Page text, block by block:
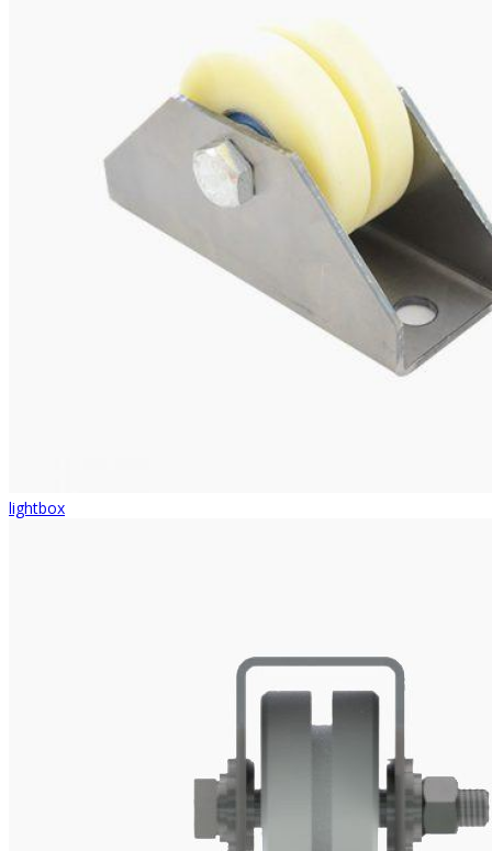
lightbox